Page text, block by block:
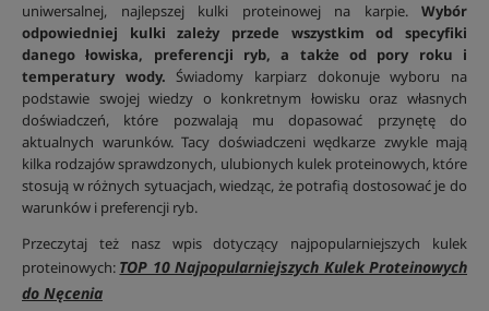
uniwersalnej, najlepszej kulki proteinowej na karpie. Wybór
odpowiedniej kulki zależy przede wszystkim od specyfiki
danego łowiska, preferencji ryb, a także od pory roku i
temperatury wody. Świadomy karpiarz dokonuje wyboru na
podstawie swojej wiedzy o konkretnym łowisku oraz własnych
doświadczeń, które pozwalają mu dopasować przynętę do
aktualnych warunków. Tacy doświadczeni wędkarze zwykle mają
kilka rodzajów sprawdzonych, ulubionych kulek proteinowych, które
stosują w różnych sytuacjach, wiedząc, że potrafią dostosować je do
warunków i preferencji ryb.
Przeczytaj też nasz wpis dotyczący najpopularniejszych kulek
proteinowych: TOP 10 Najpopularniejszych Kulek Proteinowych
do Nęcenia